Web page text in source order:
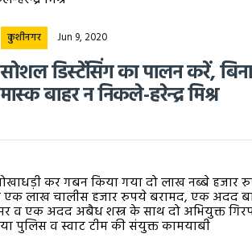
कुशीनगर Jun 9, 2020
सोशल डिस्टेंसिंग का पालन करें, बिना
मास्क बाहर न निकले-हरेन्द्र मिश्र